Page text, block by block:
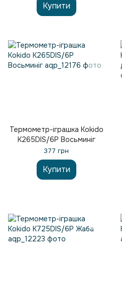
Купити
Термометр-іграшка Kokido
K265DIS/6P Восьминіг
377 грн
Купити